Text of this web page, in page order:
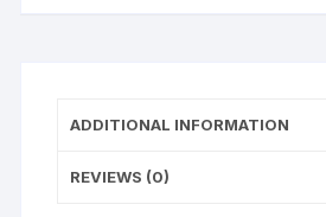
ADDITIONAL INFORMATION
REVIEWS (0)